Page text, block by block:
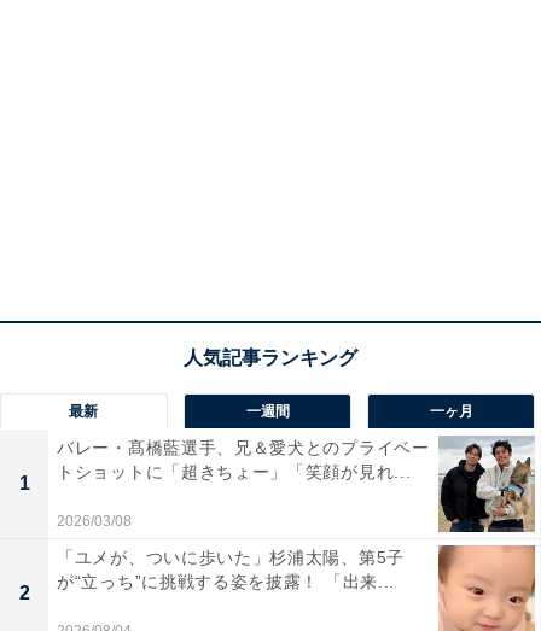
最新 一週間 一ヶ月
1
バレー・髙橋藍選手、兄＆愛犬とのプライベー
トショットに「超きちょー」「笑顔が見れ...
2026/03/08
2
「ユメが、ついに歩いた」杉浦太陽、第5子
が“立っち”に挑戦する姿を披露！ 「出来...